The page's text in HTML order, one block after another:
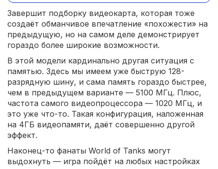
Завершит подборку видеокарта, которая тоже
создаёт обманчивое впечатление «похожести» на
предыдущую, но на самом деле демонстрирует
гораздо более широкие возможности.
В этой модели кардинально другая ситуация с
памятью. Здесь мы имеем уже быструю 128-
разрядную шину, и сама память гораздо быстрее,
чем в предыдущем варианте — 5100 МГц. Плюс,
частота самого видеопроцессора — 1020 МГц, и
это уже что-то. Такая конфигурация, наложенная
на 4ГБ видеопамяти, даёт совершенно другой
эффект.
Наконец-то фанаты World of Tanks могут
выдохнуть — игра пойдёт на любых настройках